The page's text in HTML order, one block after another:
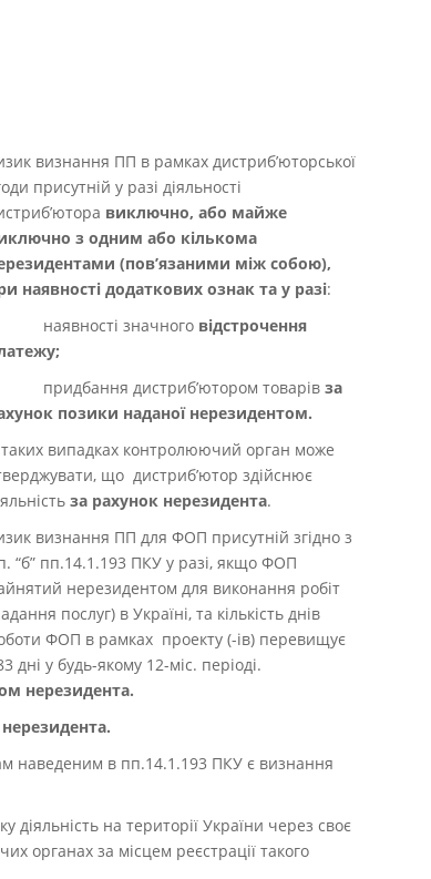
визнання ПП в рамках дистриб’юторської
присутній у разі діяльності
виключно, або майже
з одним або кількома
(пов’язаними між собою),
наявності додаткових ознак та у разі:
значного відстрочення
дистриб’ютором товарів за
позики наданої нерезидентом.
випадках контролюючий орган може
що дистриб’ютор здійснює
за рахунок нерезидента.
визнання ПП для ФОП присутній згідно з
“б” пп.14.1.193 ПКУ у разі, якщо ФОП
нерезидентом для виконання робіт
послуг) в Україні, та кількість днів
ФОП в рамках проекту (-ів) перевищує
дні у будь-якому 12-міс. періоді.
нерезидента.
наведеним в пп.14.1.193 ПКУ є визнання
на території України через своє
органах за місцем реєстрації такого